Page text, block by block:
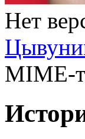
Нет
MIME-